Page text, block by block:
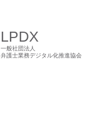
LPDX
一般社団法人
弁護士業務デジタル化推進協会